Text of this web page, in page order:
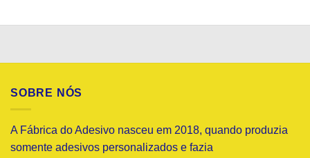
R$124,99
SOBRE NÓS
A Fábrica do Adesivo nasceu em 2018, quando produzia
somente adesivos personalizados e fazia